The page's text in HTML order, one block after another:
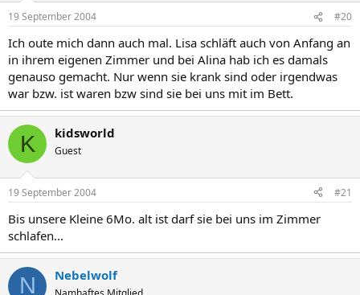
19 September 2004 #20
Ich oute mich dann auch mal. Lisa schläft auch von Anfang an
in ihrem eigenen Zimmer und bei Alina hab ich es damals
genauso gemacht. Nur wenn sie krank sind oder irgendwas
war bzw. ist waren bzw sind sie bei uns mit im Bett.
K kidsworld
Guest
19 September 2004 #21
Bis unsere Kleine 6Mo. alt ist darf sie bei uns im Zimmer
schlafen...
N Nebelwolf